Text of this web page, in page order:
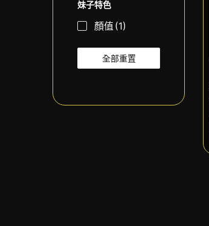
妹子特色
顏值 (1)
全部重置